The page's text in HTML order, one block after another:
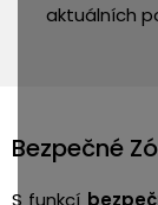
aktuálních
Bezpečné
S funkcí